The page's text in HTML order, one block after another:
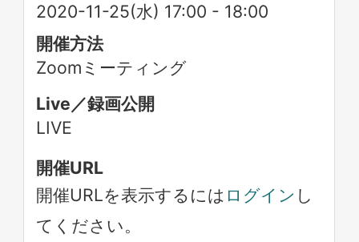
2020-11-25(水) 17:00 - 18:00
開催方法
Zoomミーティング
Live／録画公開
LIVE
開催URL
開催URLを表示するには ログイン し
てください。